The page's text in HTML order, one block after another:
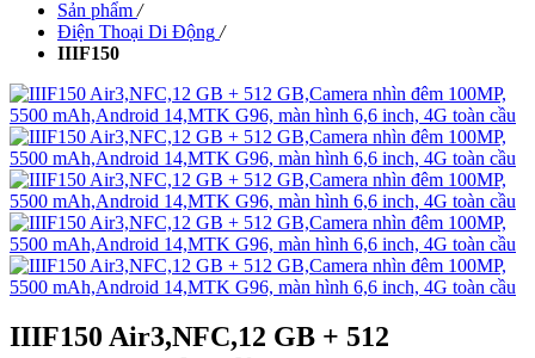
Sản phẩm /
Điện Thoại Di Động /
IIIF150
IIIF150 Air3,NFC,12 GB + 512